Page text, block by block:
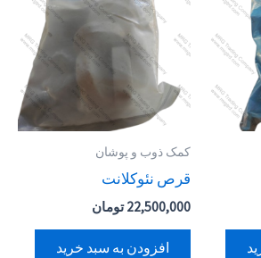
کمک ذوب و پوشان
قرص نئوکلانت
22,500,000 تومان
افزودن به سبد خرید